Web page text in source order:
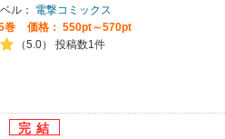
ル：
電撃コミックス
巻
価格： 550pt～570pt
（5.0） 投稿数1件